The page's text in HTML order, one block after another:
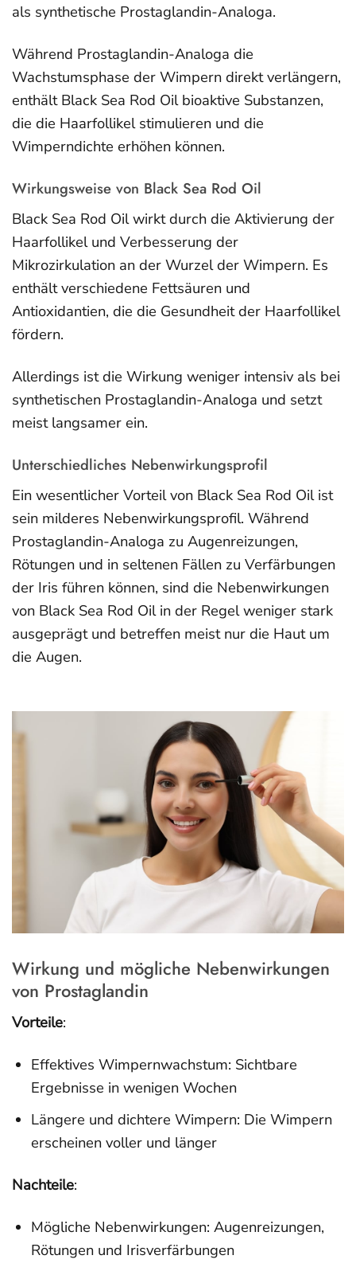
als synthetische Prostaglandin-Analoga.
Während Prostaglandin-Analoga die
Wachstumsphase der Wimpern direkt verlängern,
enthält Black Sea Rod Oil bioaktive Substanzen,
die die Haarfollikel stimulieren und die
Wimperndichte erhöhen können.
Wirkungsweise von Black Sea Rod Oil
Black Sea Rod Oil wirkt durch die Aktivierung der
Haarfollikel und Verbesserung der
Mikrozirkulation an der Wurzel der Wimpern. Es
enthält verschiedene Fettsäuren und
Antioxidantien, die die Gesundheit der Haarfollikel
fördern.
Allerdings ist die Wirkung weniger intensiv als bei
synthetischen Prostaglandin-Analoga und setzt
meist langsamer ein.
Unterschiedliches Nebenwirkungsprofil
Ein wesentlicher Vorteil von Black Sea Rod Oil ist
sein milderes Nebenwirkungsprofil. Während
Prostaglandin-Analoga zu Augenreizungen,
Rötungen und in seltenen Fällen zu Verfärbungen
der Iris führen können, sind die Nebenwirkungen
von Black Sea Rod Oil in der Regel weniger stark
ausgeprägt und betreffen meist nur die Haut um
die Augen.
Wirkung und mögliche Nebenwirkungen
von Prostaglandin
Vorteile:
Effektives Wimpernwachstum: Sichtbare
Ergebnisse in wenigen Wochen
Längere und dichtere Wimpern: Die Wimpern
erscheinen voller und länger
Nachteile:
Mögliche Nebenwirkungen: Augenreizungen,
Rötungen und Irisverfärbungen